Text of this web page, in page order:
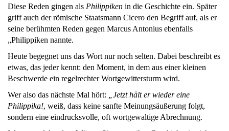
Diese Reden gingen als Philippiken in die Geschichte ein. Später
griff auch der römische Staatsmann Cicero den Begriff auf, als er
seine berühmten Reden gegen Marcus Antonius ebenfalls
„Philippiken nannte.
Heute begegnet uns das Wort nur noch selten. Dabei beschreibt es
etwas, das jeder kennt: den Moment, in dem aus einer kleinen
Beschwerde ein regelrechter Wortgewittersturm wird.
Wer also das nächste Mal hört:
„Jetzt hält er wieder eine
Philippika!, weiß, dass keine sanfte Meinungsäußerung folgt,
sondern eine eindrucksvolle, oft wortgewaltige Abrechnung.